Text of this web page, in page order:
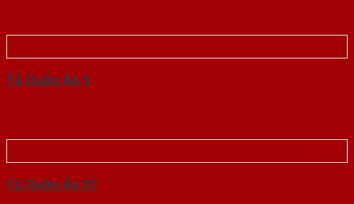
Tủ Quần Áo 5
Tủ Quần Áo 37